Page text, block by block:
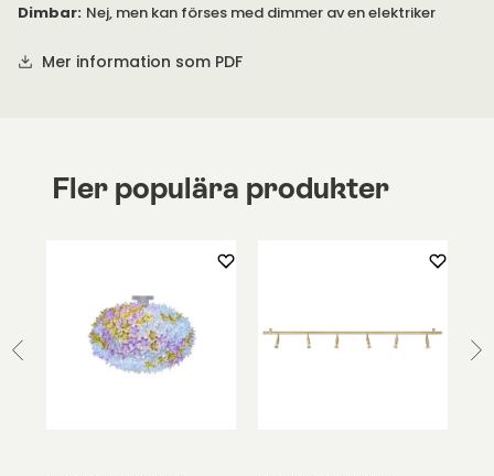
Dimbar: Nej, men kan förses med dimmer av en elektriker
Mer information som PDF
Fler populära produkter